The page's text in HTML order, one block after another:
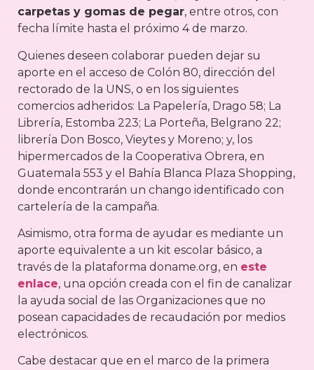
carpetas y gomas de pegar, entre otros, con
fecha límite hasta el próximo 4 de marzo.
Quienes deseen colaborar pueden dejar su
aporte en el acceso de Colón 80, dirección del
rectorado de la UNS, o en los siguientes
comercios adheridos: La Papelería, Drago 58; La
Librería, Estomba 223; La Porteña, Belgrano 22;
librería Don Bosco, Vieytes y Moreno; y, los
hipermercados de la Cooperativa Obrera, en
Guatemala 553 y el Bahía Blanca Plaza Shopping,
donde encontrarán un chango identificado con
cartelería de la campaña.
Asimismo, otra forma de ayudar es mediante un
aporte equivalente a un kit escolar básico, a
través de la plataforma doname.org, en este
enlace, una opción creada con el fin de canalizar
la ayuda social de las Organizaciones que no
posean capacidades de recaudación por medios
electrónicos.
Cabe destacar que en el marco de la primera